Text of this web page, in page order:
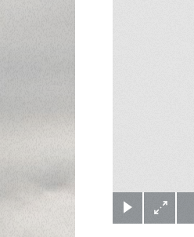
(c) Didier Gualeni